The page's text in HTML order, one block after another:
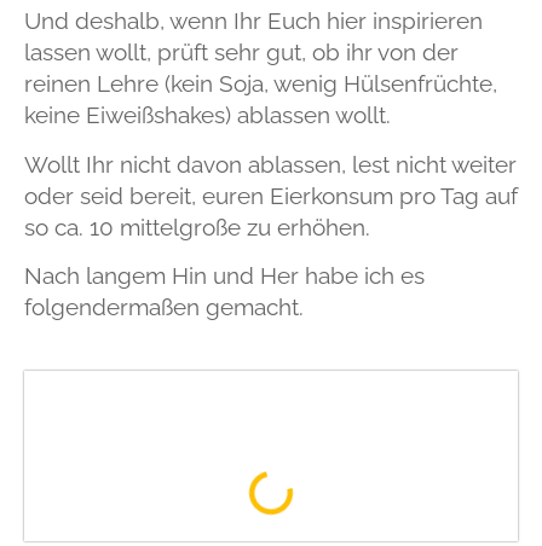
Und deshalb, wenn Ihr Euch hier inspirieren
lassen wollt, prüft sehr gut, ob ihr von der
reinen Lehre (kein Soja, wenig Hülsenfrüchte,
keine Eiweißshakes) ablassen wollt.
Wollt Ihr nicht davon ablassen, lest nicht weiter
oder seid bereit, euren Eierkonsum pro Tag auf
so ca. 10 mittelgroße zu erhöhen.
Nach langem Hin und Her habe ich es
folgendermaßen gemacht.